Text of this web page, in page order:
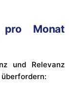
Monat
und Relevanz
überfordern: